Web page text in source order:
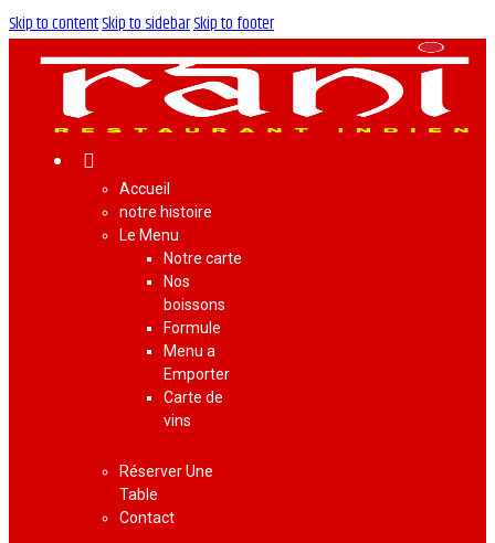
Skip to contentSkip to sidebarSkip to footer
Accueil
notre histoire
Le Menu
Notre carte
Nos
boissons
Formule
Menu a
Emporter
Carte de
vins
Réserver Une
Table
Contact